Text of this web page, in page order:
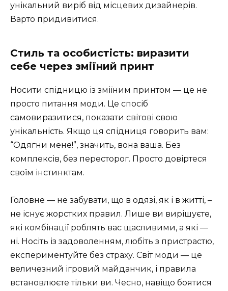
унікальний виріб від місцевих дизайнерів.
Варто придивитися.
Стиль та особистість: виразити
себе через зміїний принт
Носити спідницю із зміїним принтом — це не
просто питання моди. Це спосіб
самовиразитися, показати світові свою
унікальність. Якщо ця спідниця говорить вам:
“Одягни мене!”, значить, вона ваша. Без
комплексів, без пересторог. Просто довіртеся
своїм інстинктам.
Головне — не забувати, що в одязі, як і в житті, –
не існує жорстких правил. Лише ви вирішуєте,
які комбінації роблять вас щасливими, а які —
ні. Носіть із задоволенням, любіть з пристрастю,
експериментуйте без страху. Світ моди — це
величезний ігровий майданчик, і правила
встановлюєте тільки ви. Чесно, навіщо боятися